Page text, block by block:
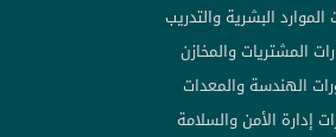
الموارد البشرية والتدريب
المشتريات والمخازن
الهندسة والمعدات
إدارة الأمن والسلامة